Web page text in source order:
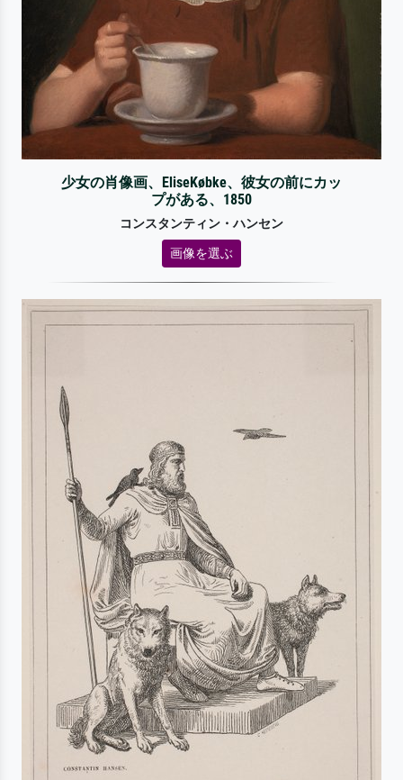
少女の肖像画、EliseKøbke、彼女の前にカッ
プがある、1850
コンスタンティン・ハンセン
画像を選ぶ